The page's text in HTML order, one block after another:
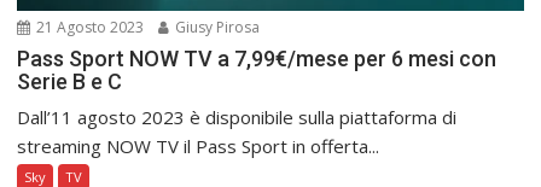
21 Agosto 2023 Giusy Pirosa
Pass Sport NOW TV a 7,99€/mese per 6 mesi con
Serie B e C
Dall’11 agosto 2023 è disponibile sulla piattaforma di
streaming NOW TV il Pass Sport in offerta...
Sky TV